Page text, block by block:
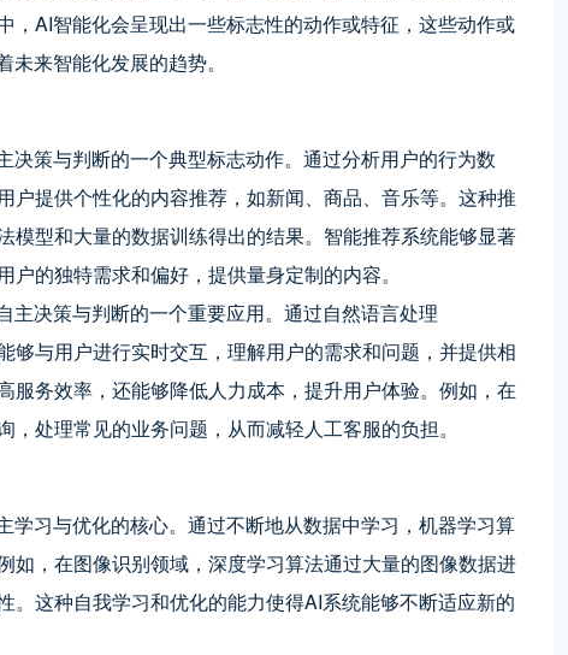
，AI智能化会呈现出一些标志性的动作或特征，这些动作或
来智能化发展的趋势。
决策与判断的一个典型标志动作。通过分析用户的行为数
户提供个性化的内容推荐，如新闻、商品、音乐等。这种推
模型和大量的数据训练得出的结果。智能推荐系统能够显著
的独特需求和偏好，提供量身定制的内容。
主决策与判断的一个重要应用。通过自然语言处理
够与用户进行实时交互，理解用户的需求和问题，并提供相
服务效率，还能够降低人力成本，提升用户体验。例如，在
处理常见的业务问题，从而减轻人工客服的负担。
学习与优化的核心。通过不断地从数据中学习，机器学习算
如，在图像识别领域，深度学习算法通过大量的图像数据进
。这种自我学习和优化的能力使得AI系统能够不断适应新的